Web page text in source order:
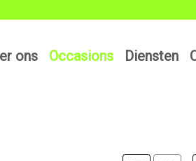
ons Occasions Diensten